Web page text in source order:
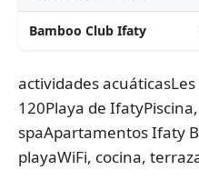
Bamboo Club Ifaty
actividades
120Playa de
spaApartamentos Ifaty
playaWiFi, cocina,